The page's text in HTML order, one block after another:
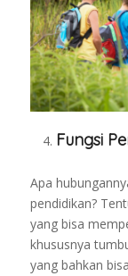
Fungsi
Apa
pendidikan?
yang bisa
khususnya
yang bahkan